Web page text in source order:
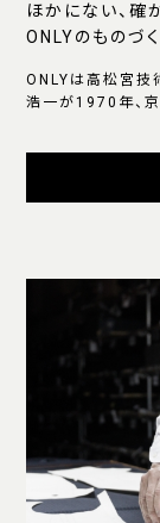
ほかにない、確
ONLYのものづく
ONLYは高松宮技
浩一が1970年、